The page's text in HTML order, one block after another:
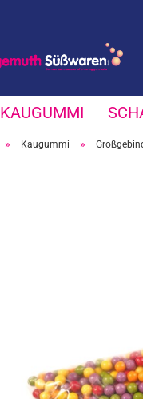
KAUGUMMI
» Kaugummi »